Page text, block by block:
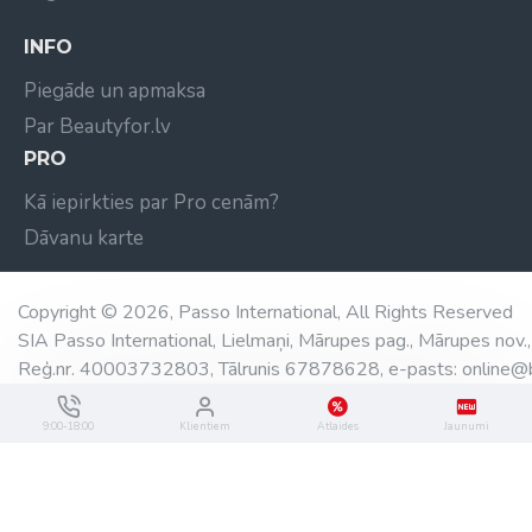
INFO
Piegāde un apmaksa
Par Beautyfor.lv
PRO
Kā iepirkties par Pro cenām?
Dāvanu karte
Copyright © 2026, Passo International, All Rights Reserved
SIA Passo International, Lielmaņi, Mārupes pag., Mārupes
Reģ.nr. 40003732803, Tālrunis 67878628, e-pasts:
9:00-18:00 Klientiem Atlaides Jaunumi